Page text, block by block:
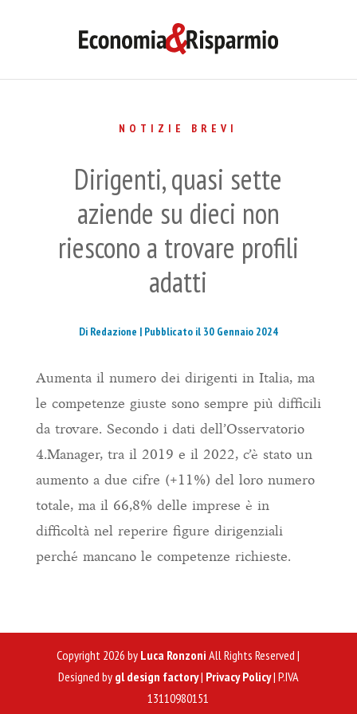
NOTIZIE BREVI
Dirigenti, quasi sette
aziende su dieci non
riescono a trovare profili
adatti
Di Redazione | Pubblicato il 30 Gennaio 2024
Aumenta il numero dei dirigenti in Italia, ma
le competenze giuste sono sempre più difficili
da trovare. Secondo i dati dell’Osservatorio
4.Manager, tra il 2019 e il 2022, c’è stato un
aumento a due cifre (+11%) del loro numero
totale, ma il 66,8% delle imprese è in
difficoltà nel reperire figure dirigenziali
perché mancano le competenze richieste.
Copyright 2026 by Luca Ronzoni All Rights Reserved |
Designed by gl design factory| Privacy Policy| P.IVA
13110980151